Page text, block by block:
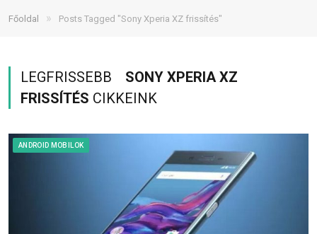
Főoldal » Posts Tagged "Sony Xperia XZ frissítés"
LEGFRISSEBB
SONY XPERIA XZ
FRISSÍTÉS CIKKEINK
ANDROID MOBILOK